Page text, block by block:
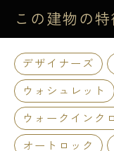
この建物の
デザイナーズ
ウォシュレット
ウォークインク
オートロック